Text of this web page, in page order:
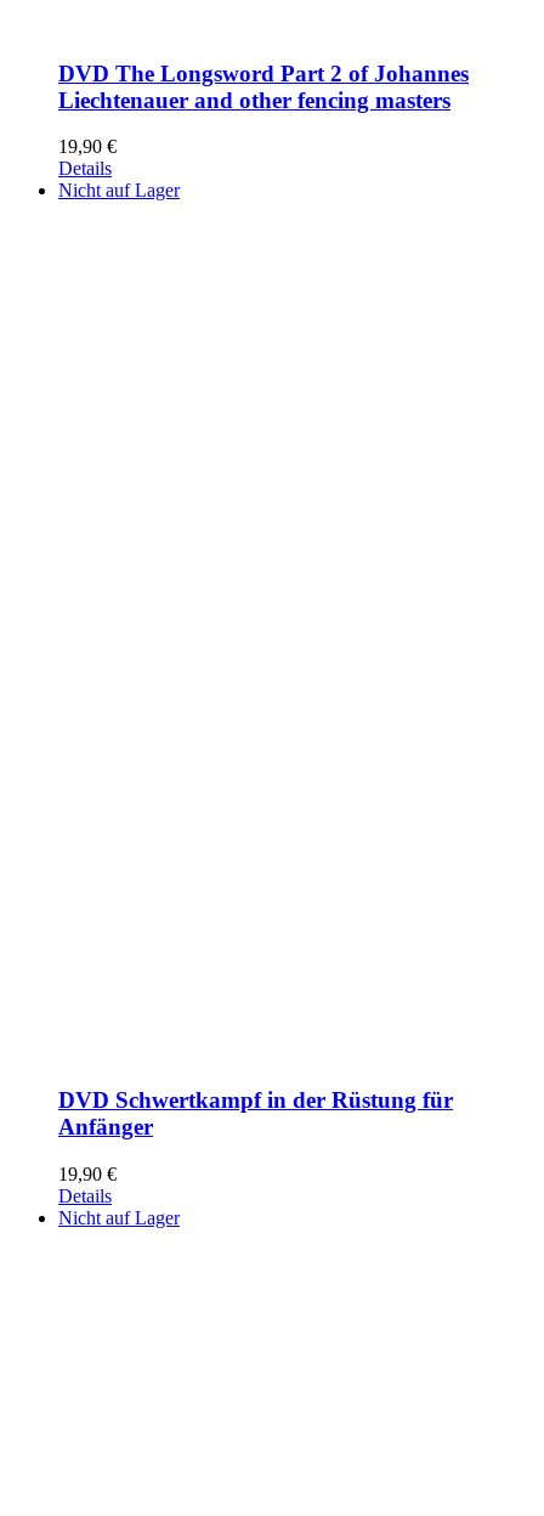
DVD The Longsword Part 2 of Johannes
Liechtenauer and other fencing masters
19,90 €
Details
Nicht auf Lager
DVD Schwertkampf in der Rüstung für
Anfänger
19,90 €
Details
Nicht auf Lager